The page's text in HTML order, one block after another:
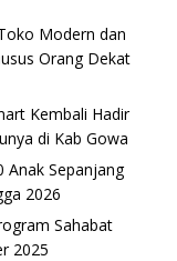
Modern dan
Orang Dekat
Kembali Hadir
di Kab Gowa
Anak Sepanjang
2026
Sahabat
2025